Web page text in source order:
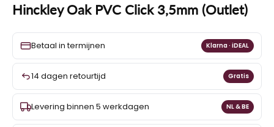
Hinckley Oak PVC Click 3,5mm (Outlet)
Betaal in termijnen Klarna · iDEAL
14 dagen retourtijd Gratis
Levering binnen 5 werkdagen NL & BE